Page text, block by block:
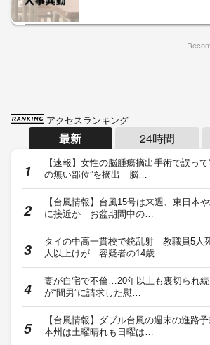
アクセスランキング
最新 24時間
【速報】女性の脳腫瘍摘出手術で誤って
の無い部位”を摘出 脳…
【台風情報】台風15号は来週、東日本
に接近か お盆期間中の…
タイの中高一貫校で銃乱射 教職員5人
人以上けが 容疑者の14歳…
妻が自宅で不倫…20年以上も裏切られ
が“間男”に請求した慰…
【台風情報】ダブル台風の週末の進路
本州は土曜晴れも日曜は…